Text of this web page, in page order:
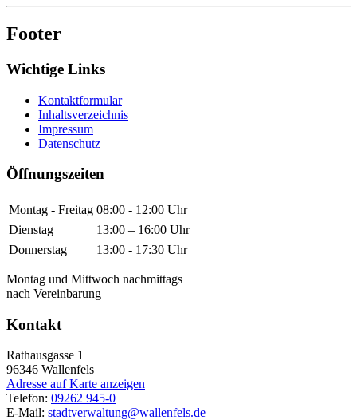
Footer
Wichtige Links
Kontaktformular
Inhaltsverzeichnis
Impressum
Datenschutz
Öffnungszeiten
Montag - Freitag 08:00 - 12:00 Uhr
Dienstag
13:00 – 16:00 Uhr
Donnerstag
13:00 - 17:30 Uhr
Montag und Mittwoch nachmittags
nach Vereinbarung
Kontakt
Rathausgasse 1
96346 Wallenfels
Adresse auf Karte anzeigen
Telefon: 09262 945-0
E-Mail: stadtverwaltung@wallenfels.de